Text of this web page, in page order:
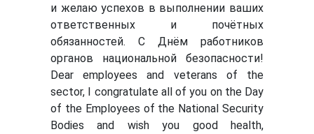
и желаю успехов в выполнении ваших
ответственных и почётных
обязанностей. С Днём работников
органов национальной безопасности!
Dear employees and veterans of the
sector, I congratulate all of you on the Day
of the Employees of the National Security
Bodies and wish you good health,